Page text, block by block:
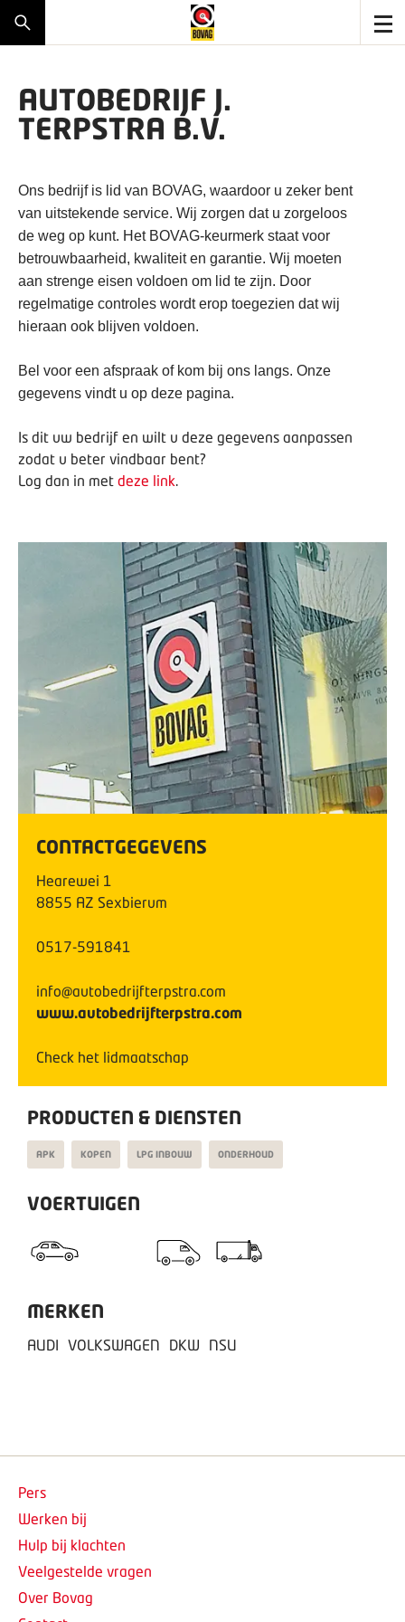
AUTOBEDRIJF J.
TERPSTRA B.V.
Ons bedrijf is lid van BOVAG, waardoor u zeker bent
van uitstekende service. Wij zorgen dat u zorgeloos
de weg op kunt. Het BOVAG-keurmerk staat voor
betrouwbaarheid, kwaliteit en garantie. Wij moeten
aan strenge eisen voldoen om lid te zijn. Door
regelmatige controles wordt erop toegezien dat wij
hieraan ook blijven voldoen.
Bel voor een afspraak of kom bij ons langs. Onze
gegevens vindt u op deze pagina.
Is dit uw bedrijf en wilt u deze gegevens aanpassen
zodat u beter vindbaar bent?
Log dan in met deze link.
CONTACTGEGEVENS
Hearewei 1
8855 AZ Sexbierum
0517-591841
info@autobedrijfterpstra.com
www.autobedrijfterpstra.com
Check het lidmaatschap
PRODUCTEN & DIENSTEN
APK KOPEN LPG INBOUW ONDERHOUD
VOERTUIGEN
MERKEN
AUDI VOLKSWAGEN DKW NSU
Pers
Werken bij
Hulp bij klachten
Veelgestelde vragen
Over Bovag